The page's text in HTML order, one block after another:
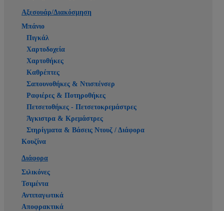
Αξεσουάρ/Διακόσμηση
Μπάνιο
Πιγκάλ
Χαρτοδοχεία
Χαρτοθήκες
Καθρέπτες
Σαπουνοθήκες & Ντισπένσερ
Ραφιέρες & Ποτηροθήκες
Πετσετοθήκες - Πετσετοκρεμάστρες
Άγκιστρα & Κρεμάστρες
Στηρίγματα & Βάσεις Ντουζ / Διάφορα
Κουζίνα
Διάφορα
Σιλικόνες
Τσιμέντα
Αντιπαγωτικά
Αποφρακτικά